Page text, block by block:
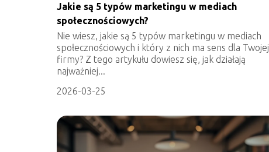
Jakie są 5 typów marketingu w mediach
społecznościowych?
Nie wiesz, jakie są 5 typów marketingu w mediach
społecznościowych i który z nich ma sens dla Twojej
firmy? Z tego artykułu dowiesz się, jak działają
najważniej...
2026-03-25